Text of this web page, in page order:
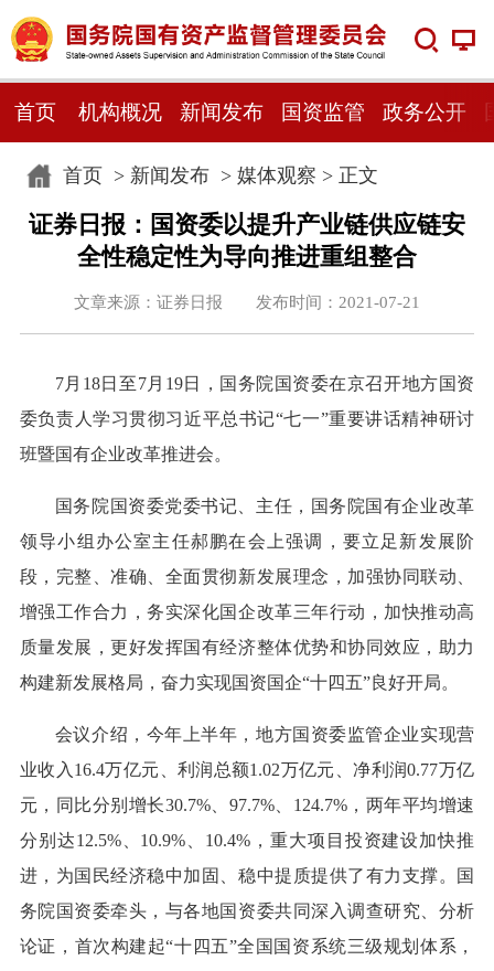
首页 机构概况 新闻发布 国资监管 政务公开
首页> 新闻发布> 媒体观察 > 正文
证券日报：国资委以提升产业链供应链安
全性稳定性为导向推进重组整合
文章来源：证券日报 发布时间：2021-07-21
7月18日至7月19日，国务院国资委在京召开地方国资
委负责人学习贯彻习近平总书记“七一”重要讲话精神研讨
班暨国有企业改革推进会。
国务院国资委党委书记、主任，国务院国有企业改革
领导小组办公室主任郝鹏在会上强调，要立足新发展阶
段，完整、准确、全面贯彻新发展理念，加强协同联动、
增强工作合力，务实深化国企改革三年行动，加快推动高
质量发展，更好发挥国有经济整体优势和协同效应，助力
构建新发展格局，奋力实现国资国企“十四五”良好开局。
会议介绍，今年上半年，地方国资委监管企业实现营
业收入16.4万亿元、利润总额1.02万亿元、净利润0.77万亿
元，同比分别增长30.7%、97.7%、124.7%，两年平均增速
分别达12.5%、10.9%、10.4%，重大项目投资建设加快推
进，为国民经济稳中加固、稳中提质提供了有力支撑。国
务院国资委牵头，与各地国资委共同深入调查研究、分析
论证，首次构建起“十四五”全国国资系统三级规划体系，